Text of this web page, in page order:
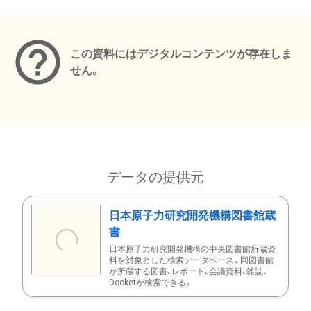
この資料にはデジタルコンテンツが存在しま
せん。
データの提供元
日本原子力研究開発機構図書館蔵
書
日本原子力研究開発機構の中央図書館所蔵資
料を対象とした検索データベース。同図書館
が所蔵する図書、レポート、会議資料、雑誌、
Docketが検索できる。